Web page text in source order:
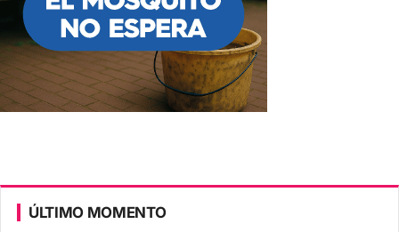
ÚLTIMO MOMENTO